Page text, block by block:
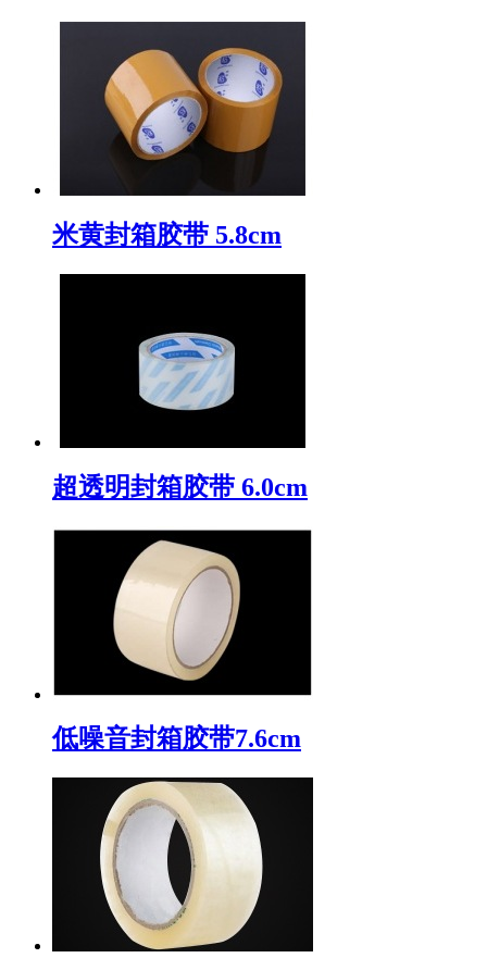
米黄封箱胶带 5.8cm
超透明封箱胶带 6.0cm
低噪音封箱胶带7.6cm